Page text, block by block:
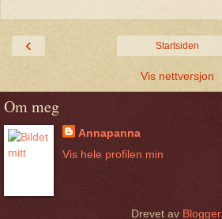
‹ Startsiden
Vis nettversjon
Om meg
Annapanna
Vis hele profilen min
Drevet av Blogger.